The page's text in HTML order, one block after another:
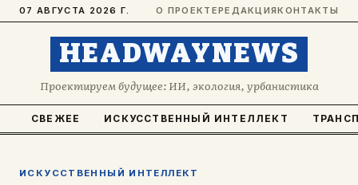
07 АВГУСТА 2026 Г. О ПРОЕКТЕРЕДАКЦИЯКОНТАКТЫ
HEADWAYNEWS
Проектируем будущее: ИИ, экология, урбанистика
СВЕЖЕЕ ИСКУССТВЕННЫЙ ИНТЕЛЛЕКТ
ИСКУССТВЕННЫЙ ИНТЕЛЛЕКТ